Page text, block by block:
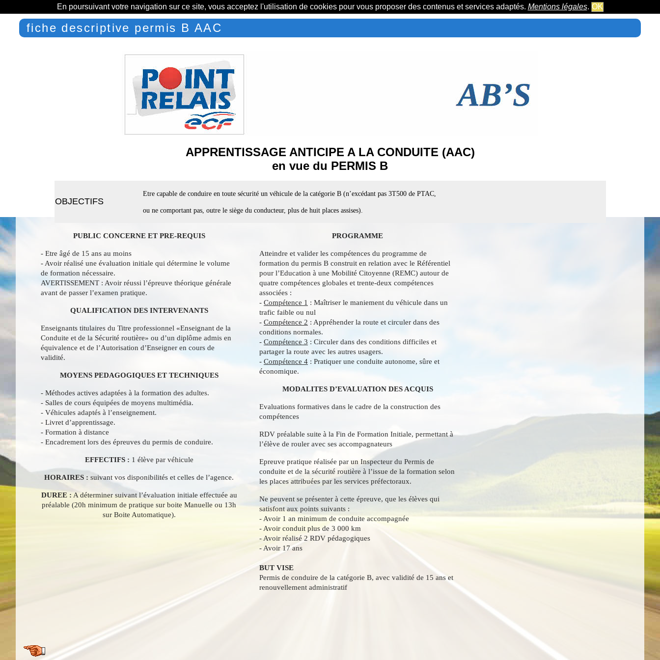
En poursuivant votre navigation sur ce site, vous acceptez l'utilisation de cookies pour vous proposer des contenus et services adaptés. Mentions légales. OK
fiche descriptive permis B AAC
APPRENTISSAGE ANTICIPE A LA CONDUITE (AAC)
en vue du PERMIS B
OBJECTIFS
Etre capable de conduire en toute sécurité un véhicule de la catégorie B (n’excédant pas 3T500 de PTAC,
ou ne comportant pas, outre le siège du conducteur, plus de huit places assises).
PUBLIC CONCERNE ET PRE-REQUIS
- Etre âgé de 15 ans au moins
- Avoir réalisé une évaluation initiale qui détermine le volume
de formation nécessaire.
AVERTISSEMENT : Avoir réussi l’épreuve théorique générale
avant de passer l’examen pratique.
QUALIFICATION DES INTERVENANTS
Enseignants titulaires du Titre professionnel «Enseignant de la
Conduite et de la Sécurité routière» ou d’un diplôme admis en
équivalence et de l’Autorisation d’Enseigner en cours de
validité.
MOYENS PEDAGOGIQUES ET TECHNIQUES
- Méthodes actives adaptées à la formation des adultes.
- Salles de cours équipées de moyens multimédia.
- Véhicules adaptés à l’enseignement.
- Livret d’apprentissage.
- Formation à distance
- Encadrement lors des épreuves du permis de conduire.
EFFECTIFS : 1 élève par véhicule
HORAIRES : suivant vos disponibilités et celles de l’agence.
DUREE : A déterminer suivant l’évaluation initiale effectuée au
préalable (20h minimum de pratique sur boite Manuelle ou 13h
sur Boite Automatique).
PROGRAMME
Atteindre et valider les compétences du programme de
formation du permis B construit en relation avec le Référentiel
pour l’Education à une Mobilité Citoyenne (REMC) autour de
quatre compétences globales et trente-deux compétences
associées :
- Compétence 1 : Maîtriser le maniement du véhicule dans un
trafic faible ou nul
- Compétence 2 : Appréhender la route et circuler dans des
conditions normales.
- Compétence 3 : Circuler dans des conditions difficiles et
partager la route avec les autres usagers.
- Compétence 4 : Pratiquer une conduite autonome, sûre et
économique.
MODALITES D’EVALUATION DES ACQUIS
Evaluations formatives dans le cadre de la construction des
compétences
RDV préalable suite à la Fin de Formation Initiale, permettant à
l’élève de rouler avec ses accompagnateurs
Epreuve pratique réalisée par un Inspecteur du Permis de
conduite et de la sécurité routière à l’issue de la formation selon
les places attribuées par les services préfectoraux.
Ne peuvent se présenter à cette épreuve, que les élèves qui
satisfont aux points suivants :
- Avoir 1 an minimum de conduite accompagnée
- Avoir conduit plus de 3 000 km
- Avoir réalisé 2 RDV pédagogiques
- Avoir 17 ans
BUT VISE
Permis de conduire de la catégorie B, avec validité de 15 ans et
renouvellement administratif